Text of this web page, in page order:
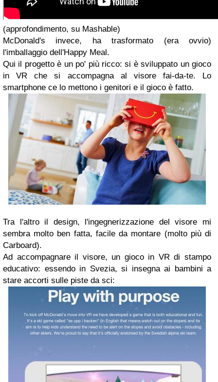
(approfondimento, su Mashable)
McDonald's invece, ha trasformato (era ovvio)
l'imballaggio dell'Happy Meal.
Qui il progetto è un po' più ricco: si è sviluppato un gioco
in VR che si accompagna al visore fai-da-te. Lo
smartphone ce lo mettono i genitori e il gioco è fatto.
Tra l'altro il design, l'ingegnerizzazione del visore mi
sembra molto ben fatta, facile da montare (molto più di
Carboard).
Ad accompagnare il visore, un gioco in VR di stampo
educativo: essendo in Svezia, si insegna ai bambini a
stare accorti sulle piste da sci: